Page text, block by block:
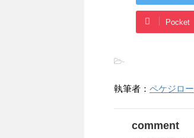
Pocket
-
執筆者： ペケジロー
comment